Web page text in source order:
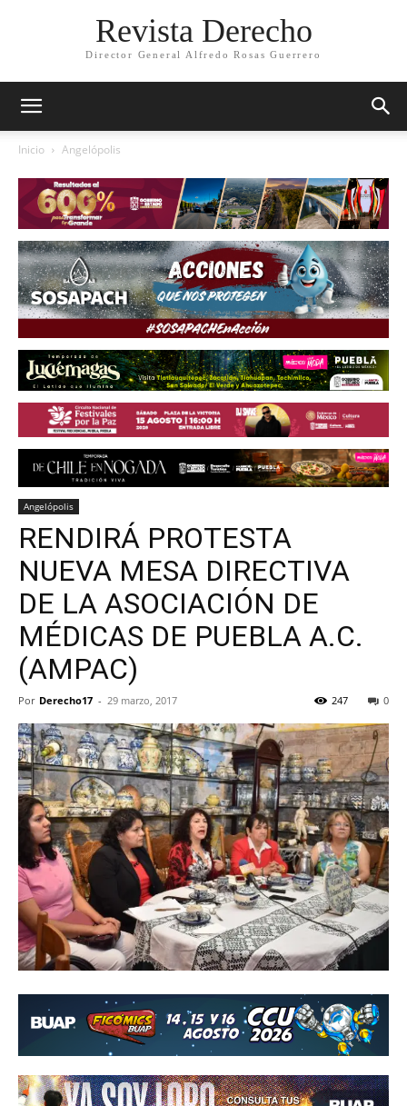
Revista Derecho
Director General Alfredo Rosas Guerrero
Inicio Angelópolis
Angelópolis
RENDIRÁ PROTESTA
NUEVA MESA DIRECTIVA
DE LA ASOCIACIÓN DE
MÉDICAS DE PUEBLA A.C.
(AMPAC)
Por Derecho17 - 29 marzo, 2017 0
247